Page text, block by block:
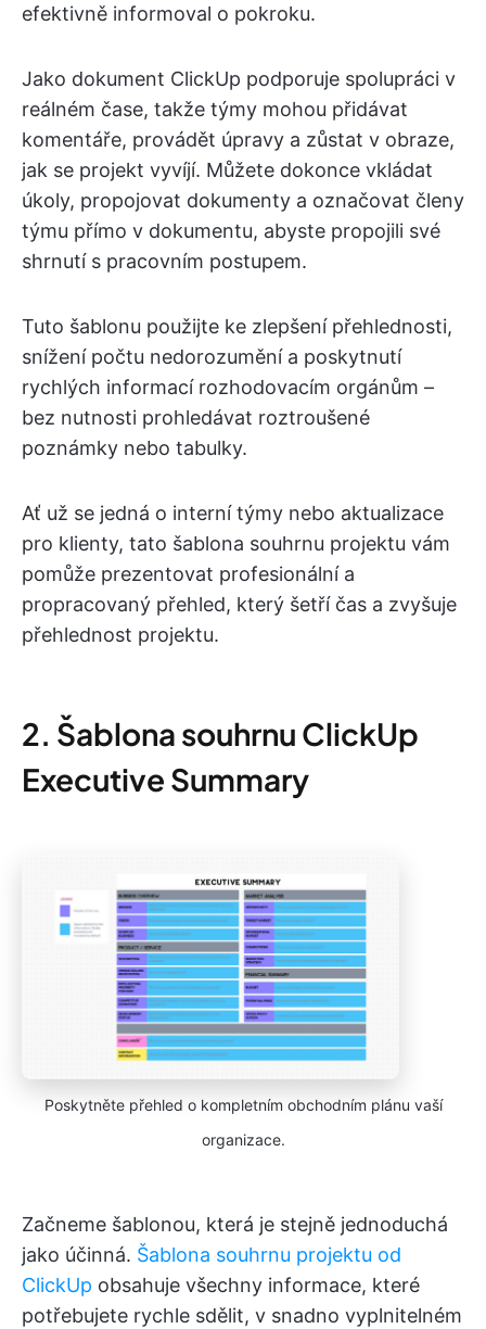
efektivně informoval o pokroku.
Jako dokument ClickUp podporuje spolupráci v
reálném čase, takže týmy mohou přidávat
komentáře, provádět úpravy a zůstat v obraze,
jak se projekt vyvíjí. Můžete dokonce vkládat
úkoly, propojovat dokumenty a označovat členy
týmu přímo v dokumentu, abyste propojili své
shrnutí s pracovním postupem.
Tuto šablonu použijte ke zlepšení přehlednosti,
snížení počtu nedorozumění a poskytnutí
rychlých informací rozhodovacím orgánům –
bez nutnosti prohledávat roztroušené
poznámky nebo tabulky.
Ať už se jedná o interní týmy nebo aktualizace
pro klienty, tato šablona souhrnu projektu vám
pomůže prezentovat profesionální a
propracovaný přehled, který šetří čas a zvyšuje
přehlednost projektu.
2. Šablona souhrnu ClickUp
Executive Summary
Poskytněte přehled o kompletním obchodním plánu vaší
organizace.
Začneme šablonou, která je stejně jednoduchá
jako účinná. Šablona souhrnu projektu od
ClickUp obsahuje všechny informace, které
potřebujete rychle sdělit, v snadno vyplnitelném